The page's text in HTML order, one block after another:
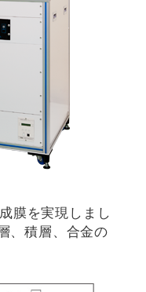
膜を実現しまし
、積層、合金の